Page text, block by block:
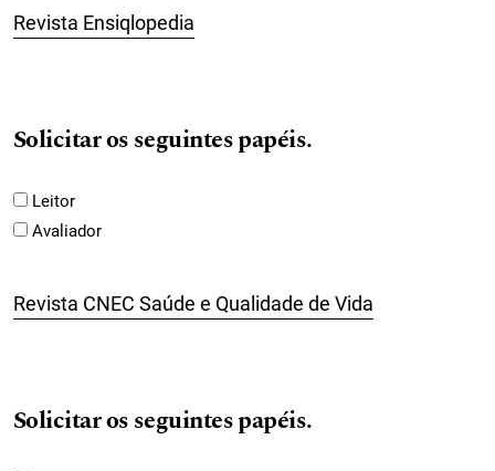
Revista Ensiqlopedia
Solicitar os seguintes papéis.
Leitor
Avaliador
Revista CNEC Saúde e Qualidade de Vida
Solicitar os seguintes papéis.